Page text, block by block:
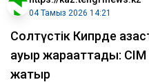
04 Тамыз 2026 14:21
Солтүстік Кипрде
ауыр жарақаттады:
жатыр